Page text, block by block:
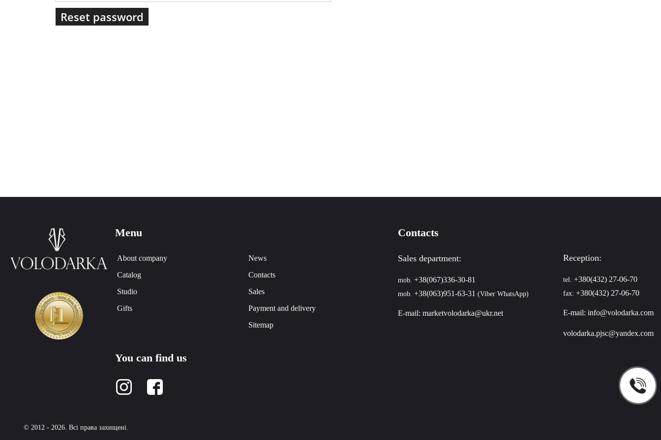
Reset password
Menu
About company
Catalog
Studio
Gifts
News
Contacts
Sales
Payment and delivery
Sitemap
Contacts
Sales department:
mob. +38(067)336-30-81
mob. +38(063)951-63-31 (Viber WhatsApp)
E-mail: marketvolodarka@ukr.net
Reception:
tel. +380(432) 27-06-70
fax: +380(432) 27-06-70
E-mail: info@volodarka.com
volodarka.pjsc@yandex.com
You can find us
© 2012 - 2026. Всі права захищені.